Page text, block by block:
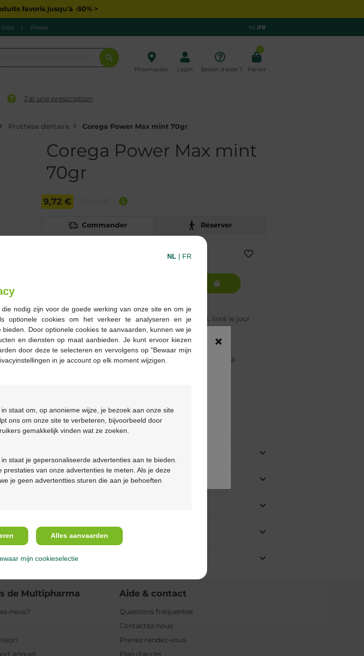
favoris jusqu'à -50% >
Jobs | Presse NL|FR
Pharmacies Login Besoin d'aide ?
0
Panier
J'ai une prescription
Prothèse dentaire Corega Power Max mint 70gr
Corega Power Max mint
70gr
9,72 €
Commander Réserver
Les jours ouvrables commandé avant 12h, livré le jour
ouvrable suivant
Livraisongratuite dans votre pharmacie Multipharma
Description du produit
Propriétés
Usage
Ingrédients
de Multipharma
nous?
annuel
Aide & contact
Questions fréquentes
Contactez-nous
Prenez rendez-vous
Plan d'accès
×
in het nederlands
NL | FR
nodig zijn voor de goede werking van onze site en om je
optionele cookies om het verkeer te analyseren en je
Door optionele cookies te aanvaarden, kunnen we je
en diensten op maat aanbieden. Je kunt ervoor kiezen
door deze te selecteren en vervolgens op "Bewaar mijn
in je account op elk moment wijzigen.
staat om, op anonieme wijze, je bezoek aan onze site
ons om onze site te verbeteren, bijvoorbeeld door
gemakkelijk vinden wat ze zoeken.
staat je gepersonaliseerde advertenties aan te bieden.
prestaties van onze advertenties te meten. Als je deze
je geen advertentties sturen die aan je behoeften
Alles aanvaarden
mijn cookieselectie